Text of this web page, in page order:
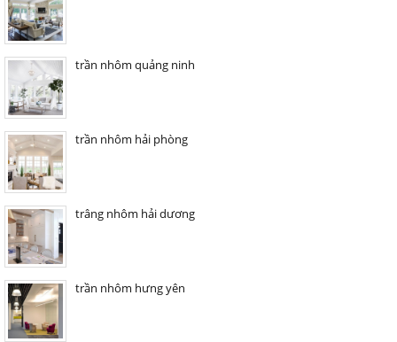
trần nhôm quảng ninh
trần nhôm hải phòng
trâng nhôm hải dương
trần nhôm hưng yên